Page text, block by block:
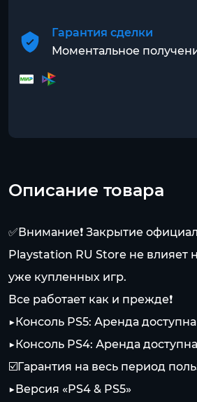
Гарантия сделки
Моментальное
Описание товара
✅Внимание❗️ Закрытие
Playstation RU Store не влияет
уже купленных игр.
Все работает как и прежде❗️
▶️Консоль PS5: Аренда доступна
▶️Консоль PS4: Аренда доступна
☑️Гарантия на весь период
▶️Версия «PS4 & PS5»